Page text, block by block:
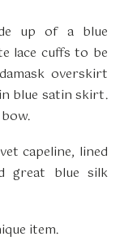
up of a blue
lace cuffs to be
overskirt
blue satin skirt.
capeline, lined
great blue silk
item.